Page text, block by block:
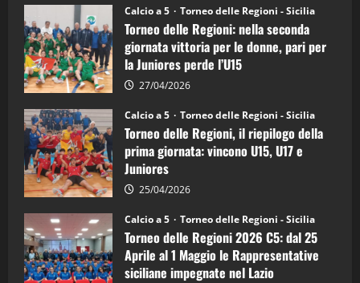
Torneo
delle
Regioni
di
calcio
a
5:
la
Juniores
è
vicecampione
d’Italia
Calcio a 5 Torneo delle Regioni - Sicilia
Torneo delle Regioni: nella seconda
giornata vittoria per le donne, pari per
la Juniores perde l’U15
27/04/2026
Calcio a 5 Torneo delle Regioni - Sicilia
Torneo delle Regioni, il riepilogo della
prima giornata: vincono U15, U17 e
Juniores
25/04/2026
Calcio a 5 Torneo delle Regioni - Sicilia
Torneo delle Regioni 2026 C5: dal 25
Aprile al 1 Maggio le Rappresentative
siciliane impegnate nel Lazio